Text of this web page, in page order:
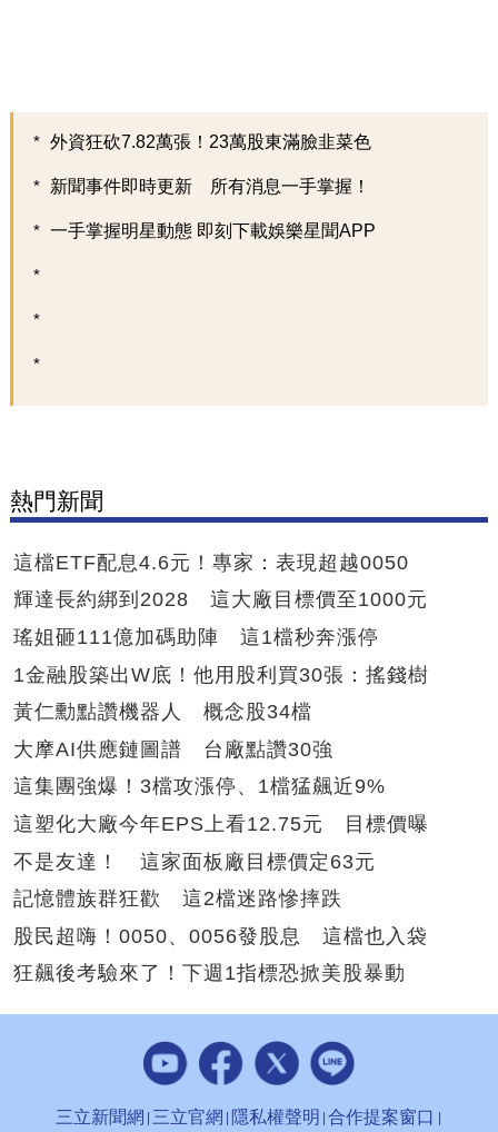
外資狂砍7.82萬張！23萬股東滿臉韭菜色
新聞事件即時更新 所有消息一手掌握！
一手掌握明星動態 即刻下載娛樂星聞APP
熱門新聞
這檔ETF配息4.6元！專家：表現超越0050
輝達長約綁到2028 這大廠目標價至1000元
瑤姐砸111億加碼助陣 這1檔秒奔漲停
1金融股築出W底！他用股利買30張：搖錢樹
黃仁勳點讚機器人 概念股34檔
大摩AI供應鏈圖譜 台廠點讚30強
這集團強爆！3檔攻漲停、1檔猛飆近9%
這塑化大廠今年EPS上看12.75元 目標價曝
不是友達！ 這家面板廠目標價定63元
記憶體族群狂歡 這2檔迷路慘摔跌
股民超嗨！0050、0056發股息 這檔也入袋
狂飆後考驗來了！下週1指標恐掀美股暴動
三立新聞網 三立官網 隱私權聲明 合作提案窗口